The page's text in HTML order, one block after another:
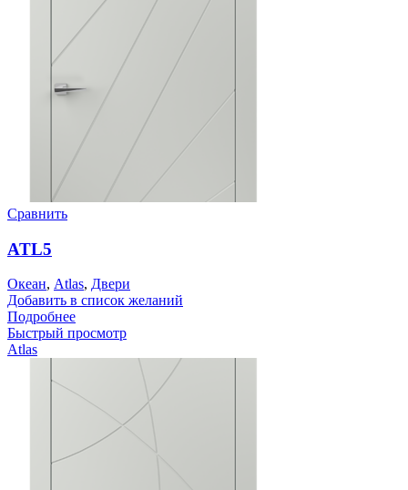
Сравнить
ATL5
Океан, Atlas, Двери
Добавить в список желаний
Подробнее
Быстрый просмотр
Atlas